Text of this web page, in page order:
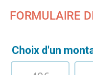
FORMULAIRE